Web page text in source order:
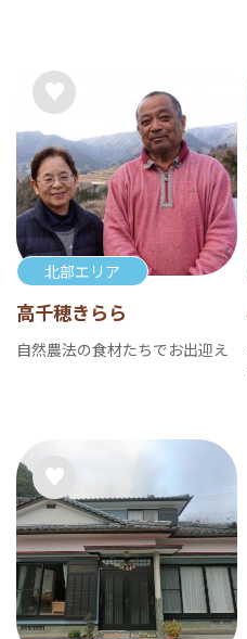
北部エリア
高千穂きらら
自然農法の食材たちでお出迎え